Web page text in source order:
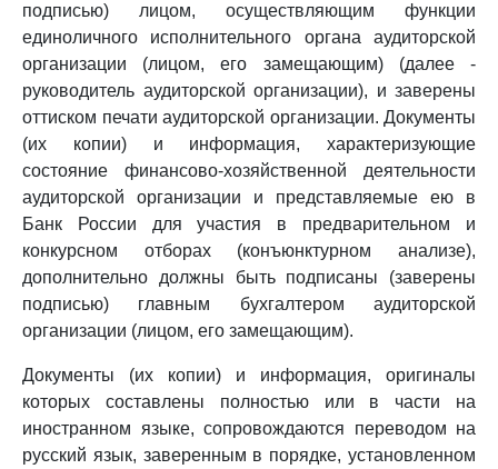
подписью) лицом, осуществляющим функции
единоличного исполнительного органа аудиторской
организации (лицом, его замещающим) (далее -
руководитель аудиторской организации), и заверены
оттиском печати аудиторской организации. Документы
(их копии) и информация, характеризующие
состояние финансово-хозяйственной деятельности
аудиторской организации и представляемые ею в
Банк России для участия в предварительном и
конкурсном отборах (конъюнктурном анализе),
дополнительно должны быть подписаны (заверены
подписью) главным бухгалтером аудиторской
организации (лицом, его замещающим).
Документы (их копии) и информация, оригиналы
которых составлены полностью или в части на
иностранном языке, сопровождаются переводом на
русский язык, заверенным в порядке, установленном